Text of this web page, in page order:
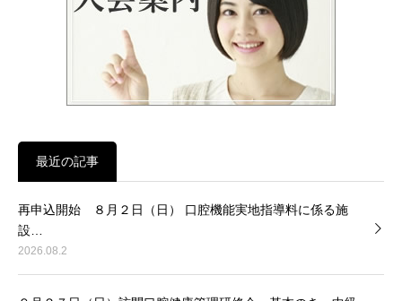
最近の記事
再申込開始 ８月２日（日） 口腔機能実地指導料に係る施
設…
2026.08.2